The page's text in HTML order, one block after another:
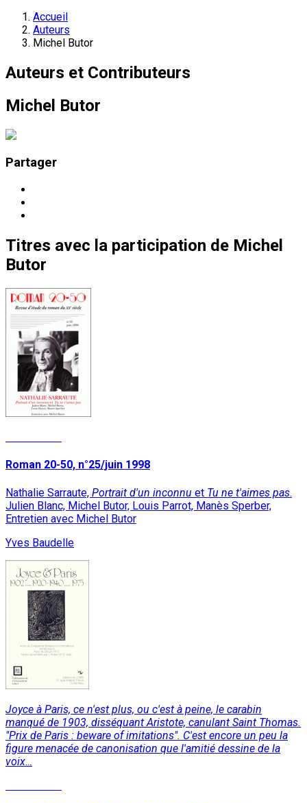
Accueil
Auteurs
Michel Butor
Auteurs et Contributeurs
Michel Butor
Partager
Titres avec la participation de Michel
Butor
Roman 20-50, n°25/juin 1998
Nathalie Sarraute, Portrait d'un inconnu et Tu ne t'aimes pas.
Julien Blanc, Michel Butor, Louis Parrot, Manès Sperber,
Entretien avec Michel Butor
Yves Baudelle
Joyce à Paris, ce n'est plus, ou c'est à peine, le carabin
manqué de 1903, disséquant Aristote, canulant Saint Thomas.
"Prix de Paris : beware of imitations". C'est encore un peu la
figure menacée de canonisation que l'amitié dessine de la
voix…